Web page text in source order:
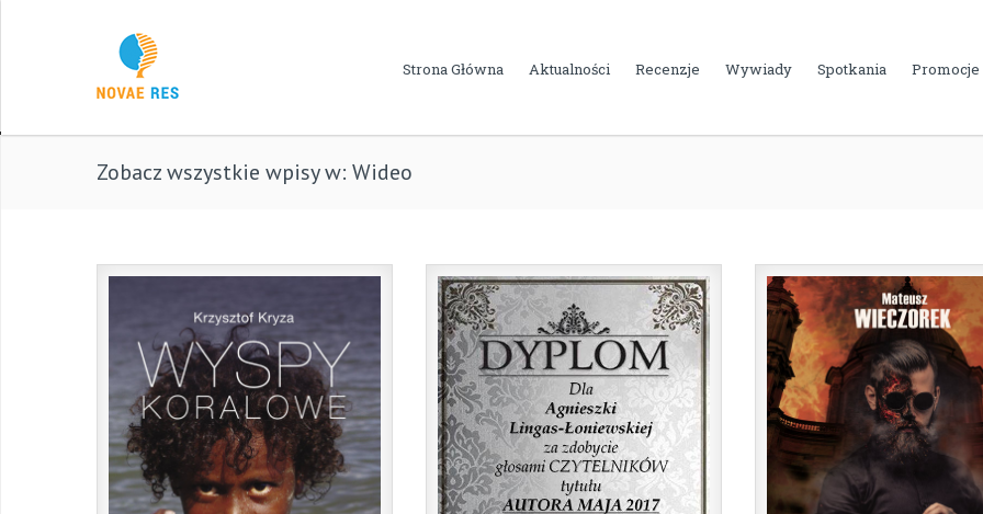
Strona Główna Aktualności Recenzje Wywiady Spotkania Promocje
Zobacz wszystkie wpisy w: Wideo